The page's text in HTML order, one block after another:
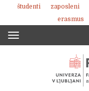
Skoči
vsebino
študenti zaposleni
erasmus